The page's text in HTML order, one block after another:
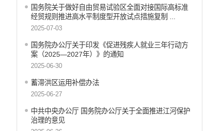
医疗卫生
行政处罚和行政强制
乡村振兴工作信息公开
国务院关于做好自由贸易试验区全面对接国际高标准
经贸规则推进高水平制度型开放试点措施复制 ...
2025-07-03
国务院办公厅关于印发《促进残疾人就业三年行动方
案（2025—2027年）》的通知
2025-06-30
蓄滞洪区运用补偿办法
2025-06-27
中共中央办公厅 国务院办公厅关于全面推进江河保护
治理的意见